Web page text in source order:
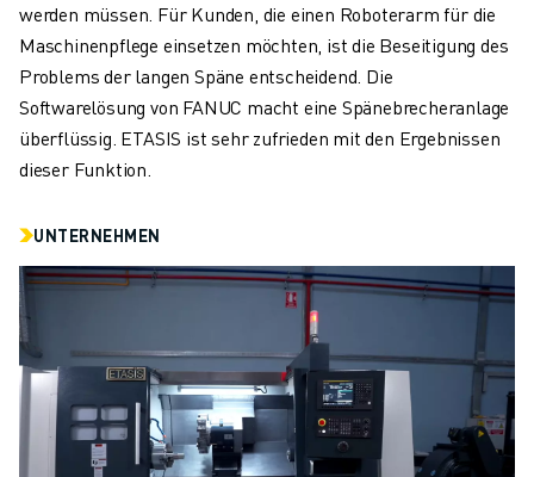
werden müssen. Für Kunden, die einen Roboterarm für die
Maschinenpflege einsetzen möchten, ist die Beseitigung des
Problems der langen Späne entscheidend. Die
Softwarelösung von FANUC macht eine Spänebrecheranlage
überflüssig. ETASIS ist sehr zufrieden mit den Ergebnissen
dieser Funktion.
UNTERNEHMEN